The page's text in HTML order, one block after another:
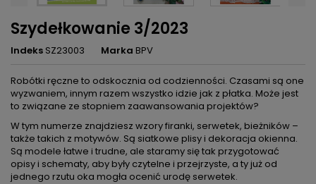
Szydełkowanie 3/2023
Indeks SZ23003 Marka BPV
Robótki ręczne to odskocznia od codzienności. Czasami są one
wyzwaniem, innym razem wszystko idzie jak z płatka. Może jest
to związane ze stopniem zaawansowania projektów?
W tym numerze znajdziesz wzory firanki, serwetek, bieżników –
także takich z motywów. Są siatkowe plisy i dekoracja okienna.
Są modele łatwe i trudne, ale staramy się tak przygotować
opisy i schematy, aby były czytelne i przejrzyste, a ty już od
jednego rzutu oka mogła ocenić urodę serwetek.